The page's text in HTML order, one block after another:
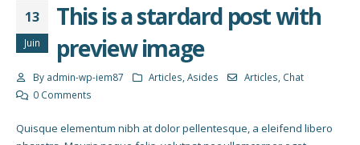
13
Juin
This is a stardard post with
preview image
By admin-wp-iem87 Articles,Asides Articles, Chat
0 Comments
Quisque elementum nibh at dolor pellentesque, a eleifend libero